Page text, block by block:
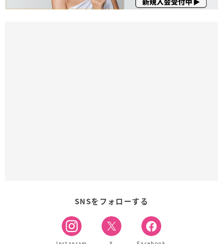
SNSをフォローする